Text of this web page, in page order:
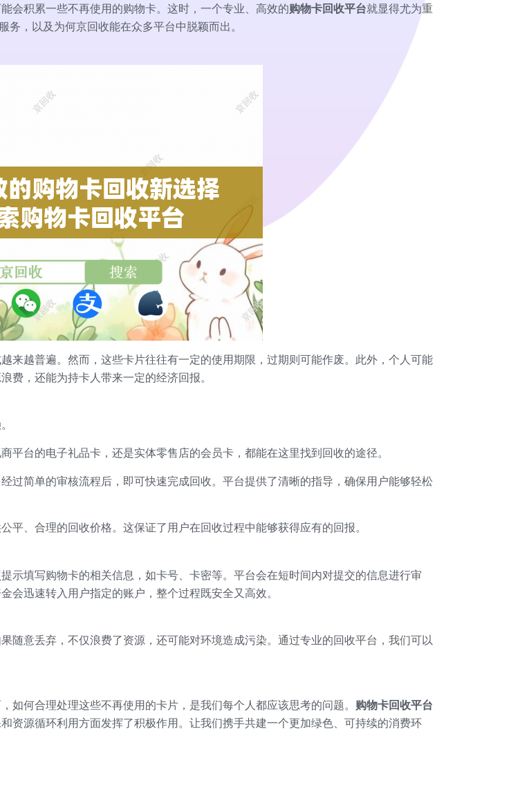
会积累一些不再使用的购物卡。这时，一个专业、高效的购物卡回收平台就显得尤为重
，以及为何京回收能在众多平台中脱颖而出。
来越普遍。然而，这些卡片往往有一定的使用期限，过期则可能作废。此外，个人可能
费，还能为持卡人带来一定的经济回报。
平台的电子礼品卡，还是实体零售店的会员卡，都能在这里找到回收的途径。
过简单的审核流程后，即可快速完成回收。平台提供了清晰的指导，确保用户能够轻松
平、合理的回收价格。这保证了用户在回收过程中能够获得应有的回报。
示填写购物卡的相关信息，如卡号、卡密等。平台会在短时间内对提交的信息进行审
迅速转入用户指定的账户，整个过程既安全又高效。
随意丢弃，不仅浪费了资源，还可能对环境造成污染。通过专业的回收平台，我们可以
何合理处理这些不再使用的卡片，是我们每个人都应该思考的问题。 购物卡回收平台
资源循环利用方面发挥了积极作用。让我们携手共建一个更加绿色、可持续的消费环